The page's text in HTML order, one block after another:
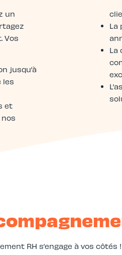
un
Vos
jusqu’à
les
et
La
La
RH s’engage à vos côtés